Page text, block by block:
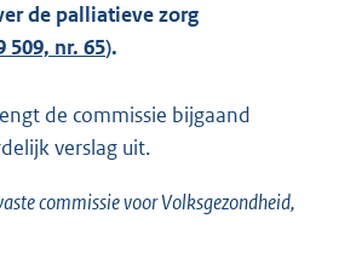
de palliatieve zorg
509, nr. 65).
de commissie bijgaand
verslag uit.
commissie voor Volksgezondheid,